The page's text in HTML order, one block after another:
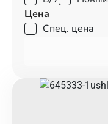
Цена
Спец. цена